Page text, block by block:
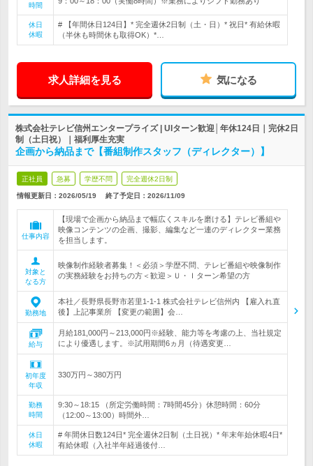
時間
休日
休暇
# 【年間休日124日】* 完全週休2日制（土・日）* 祝日* 有給休暇
（半休も時間休も取得OK）*…
求人詳細を見る 気になる
株式会社テレビ信州エンタープライズ | UIターン歓迎│年休124日｜完休2日
制（土日祝）｜福利厚生充実
企画から納品まで【番組制作スタッフ（ディレクター）】
正社員 急募 学歴不問 完全週休2日制
情報更新日：2026/05/19 終了予定日： 2026/11/09
仕事内容
【現場で企画から納品まで幅広くスキルを磨ける】テレビ番組や
映像コンテンツの企画、撮影、編集など一連のディレクター業務
を担当します。
対象と
なる方
映像制作経験者募集！＜必須＞学歴不問、テレビ番組や映像制作
の実務経験をお持ちの方＜歓迎＞Ｕ・Ｉターン希望の方
勤務地
本社／長野県長野市若里1-1-1 株式会社テレビ信州内 【雇入れ直
後】上記事業所 【変更の範囲】会…
給与
月給181,000円～213,000円※経験、能力等を考慮の上、当社規定
により優遇します。※試用期間6ヵ月（待遇変更…
初年度
年収
330万円～380万円
勤務
時間
9:30～18:15 （所定労働時間：7時間45分）休憩時間：60分
（12:00～13:00）時間外…
休日
休暇
# 年間休日数124日* 完全週休2日制（土日祝）* 年末年始休暇4日*
有給休暇（入社半年経過後付…